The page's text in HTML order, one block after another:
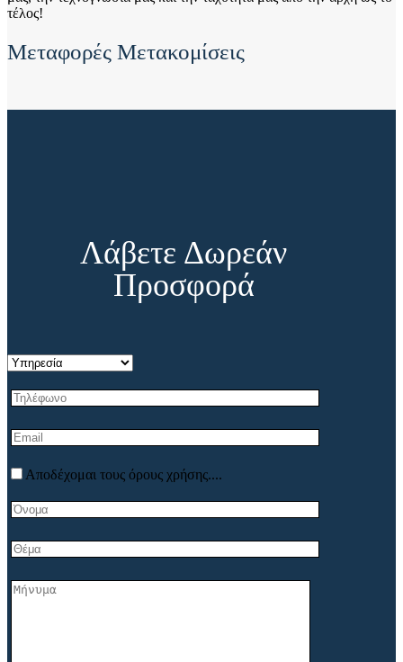
τέλος!
Μεταφορές Μετακομίσεις
Λάβετε Δωρεάν
Προσφορά
Αποδέχομαι τους όρους χρήσης....